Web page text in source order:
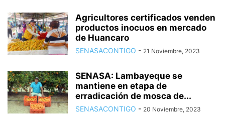
Agricultores certificados venden
productos inocuos en mercado
de Huancaro
SENASACONTIGO - 21 Noviembre, 2023
SENASA: Lambayeque se
mantiene en etapa de
erradicación de mosca de...
SENASACONTIGO - 20 Noviembre, 2023